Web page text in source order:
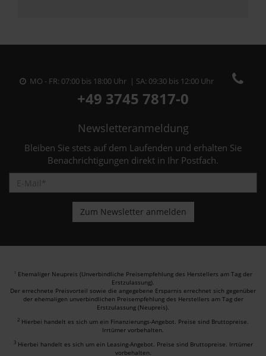
MO - FR: 07:00 bis 18:00 Uhr | SA: 09:30 bis 12:00 Uhr
+49 3745 7817-0
Newsletteranmeldung
Bleiben Sie stets auf dem Laufenden und erhalten Sie
Benachrichtigungen direkt in Ihr Postfach.
1 Ehemaliger Neupreis (Unverbindliche Preisempfehlung des Herstellers am Tag der
Erstzulassung).
Der errechnete Preisvorteil sowie die angegebene Ersparnis errechnet sich gegenüber
der ehemaligen unverbindlichen Preisempfehlung des Herstellers am Tag der
Erstzulassung (Neupreis).
2 Hierbei handelt es sich um ein Finanzierungs-Angebot. Preise sind Bruttopreise.
Irrtümer vorbehalten.
3 Hierbei handelt es sich um ein Leasing-Angebot. Preise sind Bruttopreise. Irrtümer
vorbehalten.